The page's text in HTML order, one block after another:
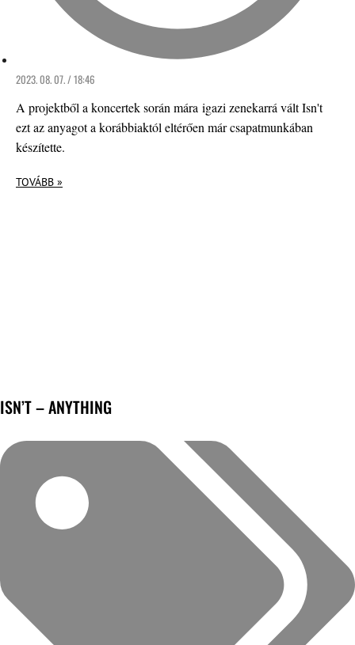
2023. 08. 07. / 18:46
A projektből a koncertek során mára igazi zenekarrá vált Isn't
ezt az anyagot a korábbiaktól eltérően már csapatmunkában
készítette.
TOVÁBB »
ISN’T – ANYTHING